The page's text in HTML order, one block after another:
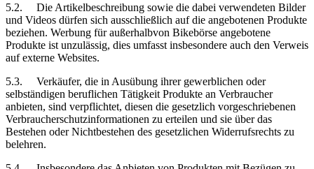
5.2.
Die Artikelbeschreibung sowie die dabei verwendeten Bilder
und Videos dürfen sich ausschließlich auf die angebotenen Produkte
beziehen. Werbung für außerhalbvon Bikebörse angebotene
Produkte ist unzulässig, dies umfasst insbesondere auch den Verweis
auf externe Websites.
5.3.
Verkäufer, die in Ausübung ihrer gewerblichen oder
selbständigen beruflichen Tätigkeit Produkte an Verbraucher
anbieten, sind verpflichtet, diesen die gesetzlich vorgeschriebenen
Verbraucherschutzinformationen zu erteilen und sie über das
Bestehen oder Nichtbestehen des gesetzlichen Widerrufsrechts zu
belehren.